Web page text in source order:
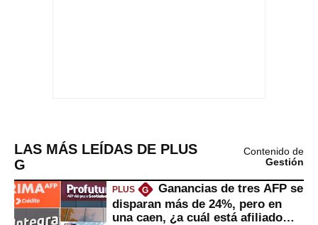
LAS MÁS LEÍDAS DE PLUS
G
Contenido de
Gestión
PLUS G
Ganancias de tres AFP se
disparan más de 24%, pero en
una caen, ¿a cuál está afiliado